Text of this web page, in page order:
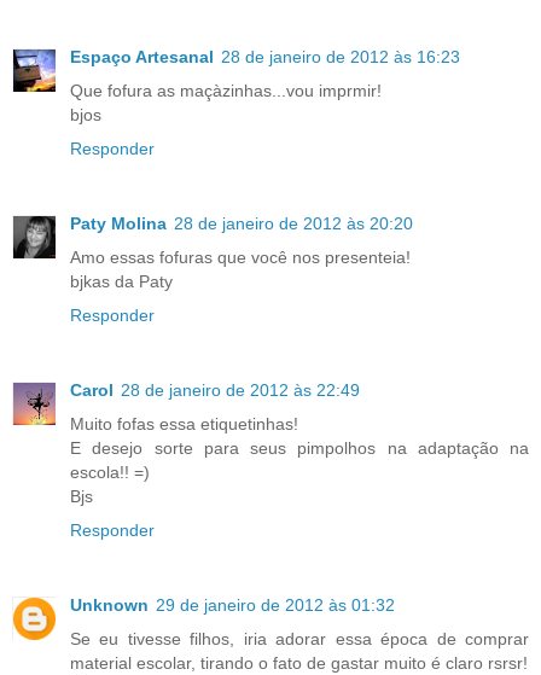
Espaço Artesanal 28 de janeiro de 2012 às 16:23
Que fofura as maçàzinhas...vou imprmir!
bjos
Responder
Paty Molina 28 de janeiro de 2012 às 20:20
Amo essas fofuras que você nos presenteia!
bjkas da Paty
Responder
Carol 28 de janeiro de 2012 às 22:49
Muito fofas essa etiquetinhas!
E desejo sorte para seus pimpolhos na adaptação na
escola!! =)
Bjs
Responder
Unknown 29 de janeiro de 2012 às 01:32
Se eu tivesse filhos, iria adorar essa época de comprar
material escolar, tirando o fato de gastar muito é claro rsrsr!